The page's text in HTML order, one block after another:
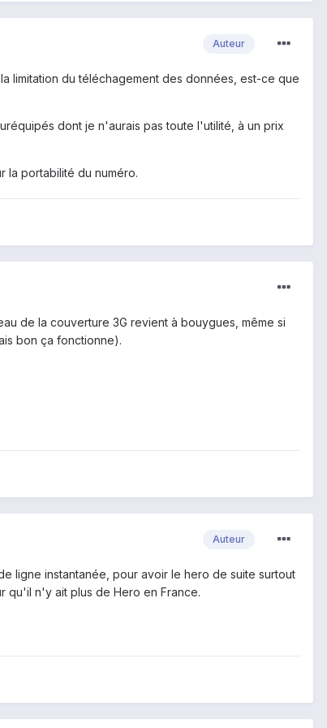
Auteur
limitation du téléchagement des données, est-ce que
dont je n'aurais pas toute l'utilité, à un prix
la portabilité du numéro.
de la couverture 3G revient à bouygues, même si
bon ça fonctionne).
Auteur
ligne instantanée, pour avoir le hero de suite surtout
qu'il n'y ait plus de Hero en France.